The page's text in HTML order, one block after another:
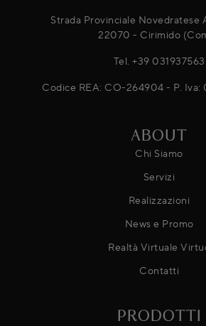
Strada Provinciale Novedratese
22070 - Cirimido
Tel. +39 031937563
Codice REA: CO-264904 - P.
ABOUT
Chi Siamo
Servizi
Realizzazioni
News e Promo
Realtà Virtuale
Contatti
PRODOTTI